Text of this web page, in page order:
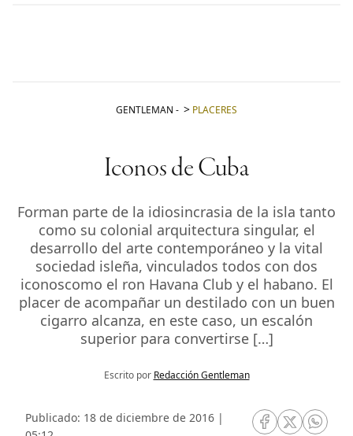
GENTLEMAN - PLACERES
Iconos de Cuba
Forman parte de la idiosincrasia de la isla tanto
como su colonial arquitectura singular, el
desarrollo del arte contemporáneo y la vital
sociedad isleña, vinculados todos con dos
iconoscomo el ron Havana Club y el habano. El
placer de acompañar un destilado con un buen
cigarro alcanza, en este caso, un escalón
superior para convertirse […]
Escrito por Redacción Gentleman
Publicado: 18 de diciembre de 2016 |
RRSS Facebook
RRSSRRSS